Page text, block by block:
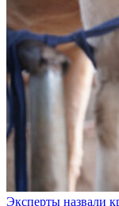
Эксперты назвали